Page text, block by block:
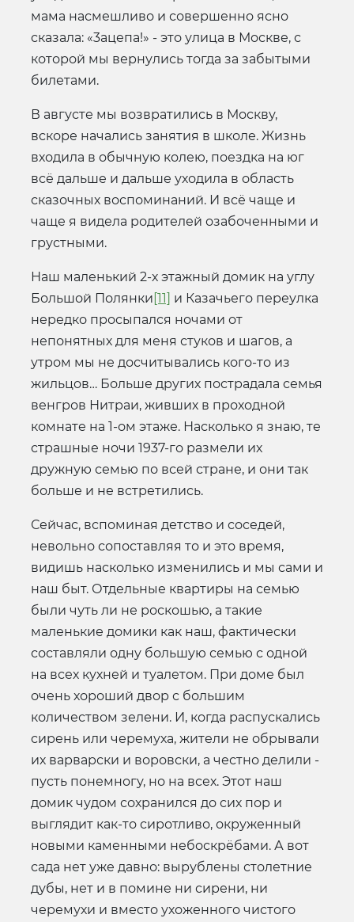
мама насмешливо и совершенно ясно
сказала: «3ацепа!» - это улица в Москве, с
которой мы вернулись тогда за забытыми
билетами.
В августе мы возвратились в Москву,
вскоре начались занятия в школе. Жизнь
входила в обычную колею, поездка на юг
всё дальше и дальше уходила в область
сказочных воспоминаний. И всё чаще и
чаще я видела родителей озабоченными и
грустными.
Наш маленький 2-х этажный домик на углу
Большой Полянки [11] и Казачьего переулка
нередко просыпался ночами от
непонятных для меня стуков и шагов, а
утром мы не досчитывались кого-то из
жильцов… Больше других пострадала семья
венгров Нитраи, живших в проходной
комнате на 1-ом этаже. Насколько я знаю, те
страшные ночи 1937-го размели их
дружную семью по всей стране, и они так
больше и не встретились.
Сейчас, вспоминая детство и соседей,
невольно сопоставляя то и это время,
видишь насколько изменились и мы сами и
наш быт. Отдельные квартиры на семью
были чуть ли не роскошью, а такие
маленькие домики как наш, фактически
составляли одну большую семью с одной
на всех кухней и туалетом. При доме был
очень хороший двор с большим
количеством зелени. И, когда распускались
сирень или черемуха, жители не обрывали
их варварски и воровски, а честно делили -
пусть понемногу, но на всех. Этот наш
домик чудом сохранился до сих пор и
выглядит как-то сиротливо, окруженный
новыми каменными небоскрёбами. А вот
сада нет уже давно: вырублены столетние
дубы, нет и в помине ни сирени, ни
черемухи и вместо ухоженного чистого